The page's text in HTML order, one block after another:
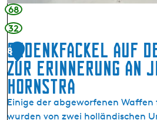
-
2
4
L
i
b
e
r
d
e
n
k
t
a
e
68
32
8
Gedenkfackel auf
zur Erinnerung an
Hornstra
Einige der abgeworfenen
wurden von zwei holländischen